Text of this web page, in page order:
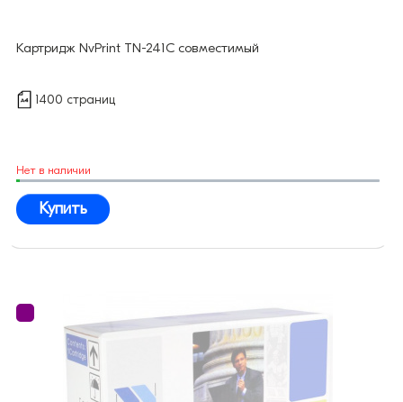
Картридж NvPrint TN-241C совместимый
1400 страниц
Нет в наличии
Купить